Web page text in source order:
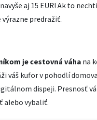
aj 15 EUR! Ak to
predražiť.
je cestovná váha na
váš kufor v pohodlí
dispeji. Presnosť
alebo vybaliť.